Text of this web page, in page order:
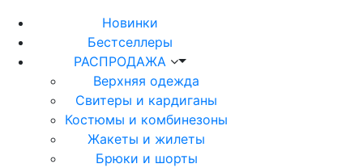
Новинки
Бестселлеры
РАСПРОДАЖА
Верхняя одежда
Свитеры и кардиганы
Костюмы и комбинезоны
Жакеты и жилеты
Брюки и шорты